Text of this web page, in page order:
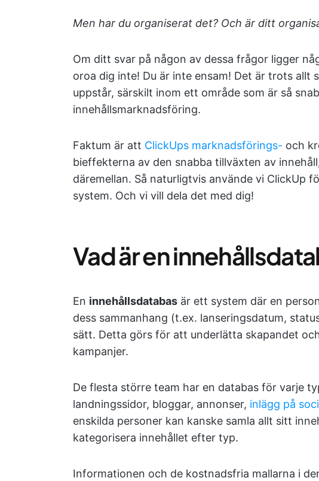
Men har du organiserat det? Och är ditt
Om ditt svar på någon av dessa frågor ligger
oroa dig inte! Du är inte ensam! Det är trots allt
uppstår, särskilt inom ett område som är så
innehållsmarknadsföring.
Faktum är att ClickUps marknadsförings- och
bieffekterna av den snabba tillväxten av
däremellan. Så naturligtvis använde vi ClickUp
system. Och vi vill dela det med dig!
Vad är en
En innehållsdatabas är ett system där en
dess sammanhang (t.ex. lanseringsdatum,
sätt. Detta görs för att underlätta skapandet
kampanjer.
De flesta större team har en databas för varje
landningssidor, bloggar, annonser, inlägg på
enskilda personer kan kanske samla allt sitt
kategorisera innehållet efter typ.
Informationen och de kostnadsfria mallarna i